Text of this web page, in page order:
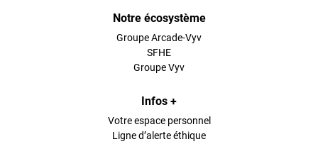
Notre écosystème
Groupe Arcade-Vyv
SFHE
Groupe Vyv
Infos +
Votre espace personnel
Ligne d’alerte éthique